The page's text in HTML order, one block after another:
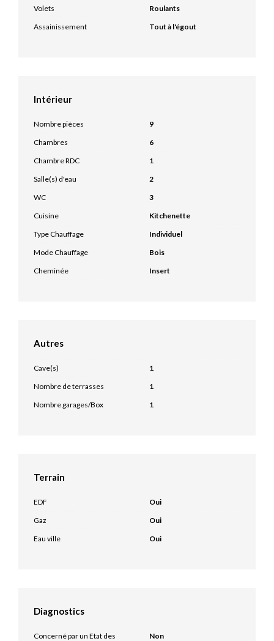
Volets
Roulants
Assainissement
Tout à l'égout
Intérieur
Nombre pièces
9
Chambres
6
Chambre RDC
1
Salle(s) d'eau
2
WC
3
Cuisine
Kitchenette
Type Chauffage
Individuel
Mode Chauffage
Bois
Cheminée
Insert
Autres
Cave(s)
1
Nombre de terrasses
1
Nombre garages/Box
1
Terrain
EDF
Oui
Gaz
Oui
Eau ville
Oui
Diagnostics
Concerné par un Etat des
Non